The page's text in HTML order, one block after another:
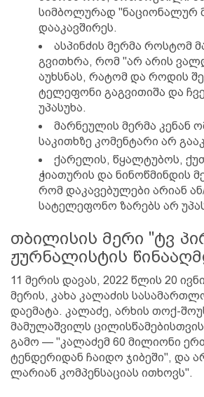
სიმბოლურად "ნაციონალურ
დააკავშირეს.
ასპინძის მერმა როსტომ
გვითხრა, რომ "არ არის
აუხსნას, რატომ და როდის
ტელეფონი გაგვითიშა და
უპასუხა.
მარნეულის მერმა კენან
საკითხზე კომენტარი არ
ქარელის, წყალტუბოს,
ჭიათურის და ნინოწმინდის
რომ დაკავებულები არიან
სატელეფონო ზარებს არ
თბილისის მერი "ტვ
ჟურნალისტის
11 მერის დავას, 2022 წლის 20
მერის, კახა კალაძის
დაემატა. კალაძე, არხის თოქ-
მამულაშვილს
გამო — "კალაძემ 60 მილიონი
ტენდერიდან ჩაიდო ჯიბეში", და
ლარიან კომპენსაციას ითხოვს".